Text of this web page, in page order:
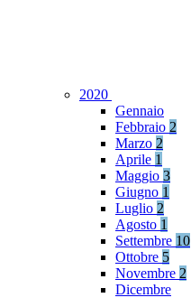
2020
Gennaio
Febbraio 2
Marzo 2
Aprile 1
Maggio 3
Giugno 1
Luglio 2
Agosto 1
Settembre 10
Ottobre 5
Novembre 2
Dicembre